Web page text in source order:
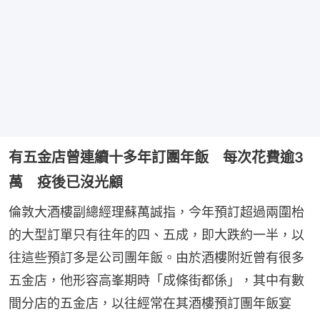
有五金店曾連續十多年訂團年飯 每次花費逾3
萬 疫後已沒光顧
倫敦大酒樓副總經理蘇萬誠指，今年預訂超過兩圍枱
的大型訂單只有往年的四、五成，即大跌約一半，以
往這些預訂多是公司團年飯。由於酒樓附近曾有很多
五金店，他形容高峯期時「成條街都係」，其中有數
間分店的五金店，以往經常在其酒樓預訂團年飯宴